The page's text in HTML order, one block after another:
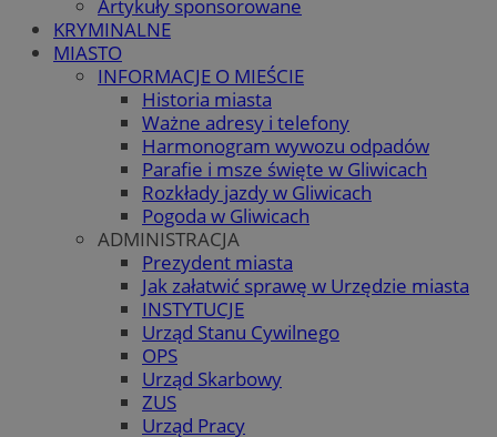
Artykuły sponsorowane
KRYMINALNE
MIASTO
INFORMACJE O MIEŚCIE
Historia miasta
Ważne adresy i telefony
Harmonogram wywozu odpadów
Parafie i msze święte w Gliwicach
Rozkłady jazdy w Gliwicach
Pogoda w Gliwicach
ADMINISTRACJA
Prezydent miasta
Jak załatwić sprawę w Urzędzie miasta
INSTYTUCJE
Urząd Stanu Cywilnego
OPS
Urząd Skarbowy
ZUS
Urząd Pracy